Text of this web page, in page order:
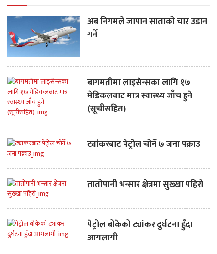
अब निगमले जापान साताको चार उडान
गर्ने
बागमतीमा लाइसेन्सका लागि १७
मेडिकलबाट मात्र स्वास्थ्य जाँच हुने
(सूचीसहित)
ट्यांकरबाट पेट्रोल चोर्ने ७ जना पक्राउ
तातोपानी भन्सार क्षेत्रमा सुख्खा पहिरो
पेट्रोल बोकेको ट्यांकर दुर्घटना हुँदा
आगलागी